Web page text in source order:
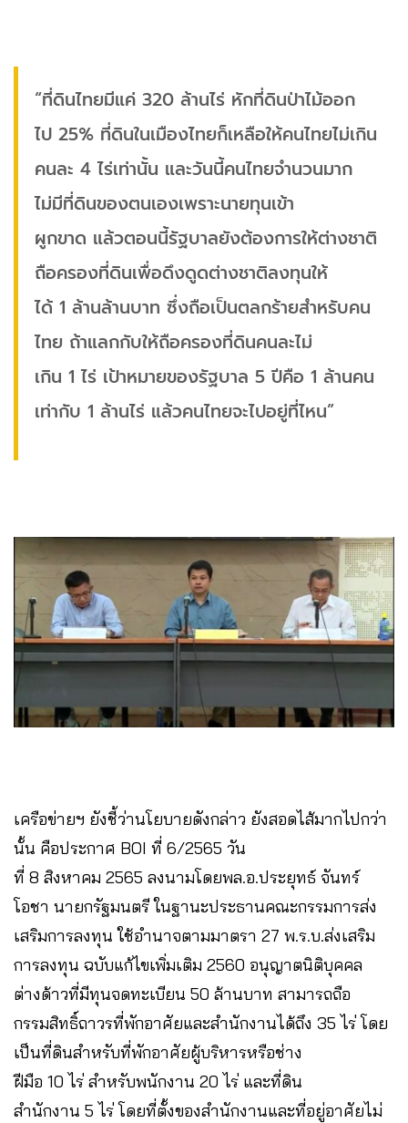
“ที่ดินไทยมีแค่ 320 ล้านไร่ หักที่ดินป่าไม้ออก
ไป 25% ที่ดินในเมืองไทยก็เหลือให้คนไทยไม่เกิน
คนละ 4 ไร่เท่านั้น และวันนี้คนไทยจำนวนมาก
ไม่มีที่ดินของตนเองเพราะนายทุนเข้า
ผูกขาด แล้วตอนนี้รัฐบาลยังต้องการให้ต่างชาติ
ถือครองที่ดินเพื่อดึงดูดต่างชาติลงทุนให้
ได้ 1 ล้านล้านบาท ซึ่งถือเป็นตลกร้ายสำหรับคน
ไทย ถ้าแลกกับให้ถือครองที่ดินคนละไม่
เกิน 1 ไร่ เป้าหมายของรัฐบาล 5 ปีคือ 1 ล้านคน
เท่ากับ 1 ล้านไร่ แล้วคนไทยจะไปอยู่ที่ไหน”
เครือข่ายฯ ยังชี้ว่านโยบายดังกล่าว ยังสอดไส้มากไปกว่า
นั้น คือประกาศ BOI ที่ 6/2565 วัน
ที่ 8 สิงหาคม 2565 ลงนามโดยพล.อ.ประยุทธ์ จันทร์
โอชา นายกรัฐมนตรี ในฐานะประธานคณะกรรมการส่ง
เสริมการลงทุน ใช้อำนาจตามมาตรา 27 พ.ร.บ.ส่งเสริม
การลงทุน ฉบับแก้ไขเพิ่มเติม 2560 อนุญาตนิติบุคคล
ต่างด้าวที่มีทุนจดทะเบียน 50 ล้านบาท สามารถถือ
กรรมสิทธิ์ถาวรที่พักอาศัยและสำนักงานได้ถึง 35 ไร่ โดย
เป็นที่ดินสำหรับที่พักอาศัยผู้บริหารหรือช่าง
ฝีมือ 10 ไร่ สำหรับพนักงาน 20 ไร่ และที่ดิน
สำนักงาน 5 ไร่ โดยที่ตั้งของสำนักงานและที่อยู่อาศัยไม่